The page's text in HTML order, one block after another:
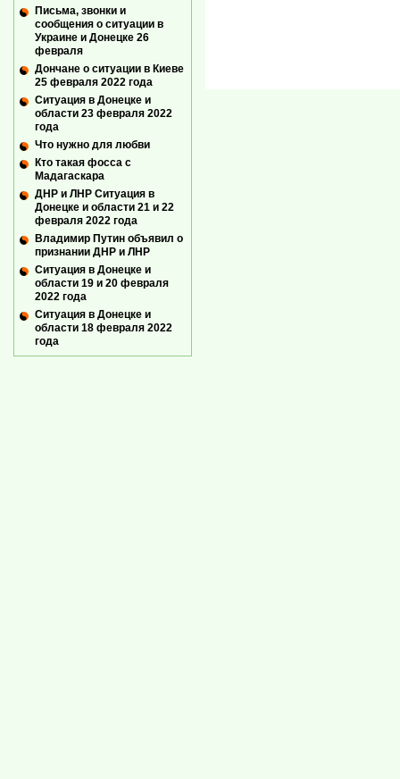
Письма, звонки и
сообщения о ситуации в
Украине и Донецке 26
февраля
Дончане о ситуации в Киеве
25 февраля 2022 года
Ситуация в Донецке и
области 23 февраля 2022
года
Что нужно для любви
Кто такая фосса с
Мадагаскара
ДНР и ЛНР Ситуация в
Донецке и области 21 и 22
февраля 2022 года
Владимир Путин объявил о
признании ДНР и ЛНР
Ситуация в Донецке и
области 19 и 20 февраля
2022 года
Ситуация в Донецке и
области 18 февраля 2022
года